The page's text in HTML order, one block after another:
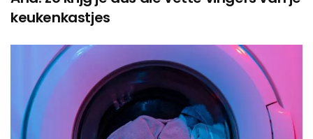
keukenkastjes